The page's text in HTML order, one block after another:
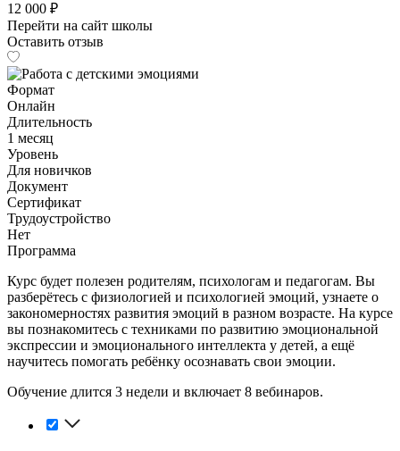
12 000 ₽
Перейти на сайт школы
Оставить отзыв
Формат
Онлайн
Длительность
1 месяц
Уровень
Для новичков
Документ
Сертификат
Трудоустройство
Нет
Программа
Курс будет полезен родителям, психологам и педагогам. Вы
разберётесь с физиологией и психологией эмоций, узнаете о
закономерностях развития эмоций в разном возрасте. На курсе
вы познакомитесь с техниками по развитию эмоциональной
экспрессии и эмоционального интеллекта у детей, а ещё
научитесь помогать ребёнку осознавать свои эмоции.
Обучение длится 3 недели и включает 8 вебинаров.